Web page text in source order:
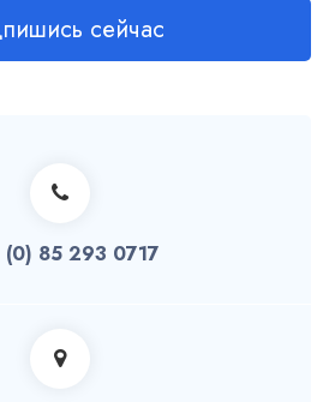
сейчас
85 293 0717